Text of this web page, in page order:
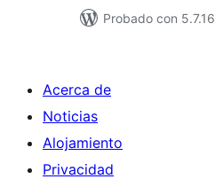
Probado con 5.7.16
Acerca de
Noticias
Alojamiento
Privacidad